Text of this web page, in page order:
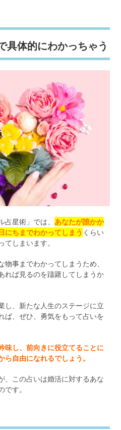
具体的にわかっちゃう
星術」では、 あなたが誰かか
にちまでわかってしまう くらい
しまいます。
事までわかってしまうため、
れば見るのを躊躇してしまうか
し、新たな人生のステージに立
ば、ぜひ、勇気をもって占いを
味し、前向きに役立てることに
自由になれるでしょう。
、この占いは婚活に対するあな
す。